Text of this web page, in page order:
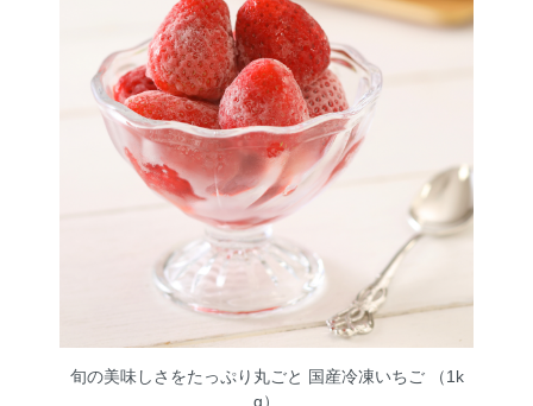
旬の美味しさをたっぷり丸ごと 国産冷凍いちご （1k
g）